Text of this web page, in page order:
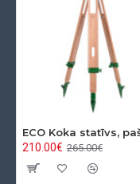
210.00€ 265.00€